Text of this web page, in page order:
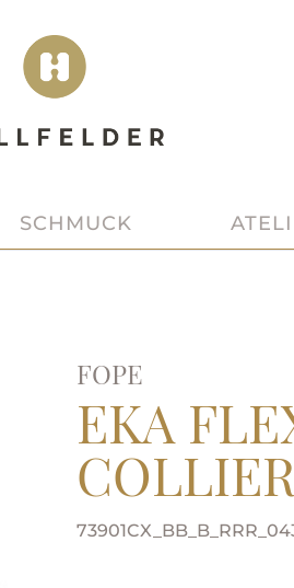
SCHMUCK
FOPE
EKA